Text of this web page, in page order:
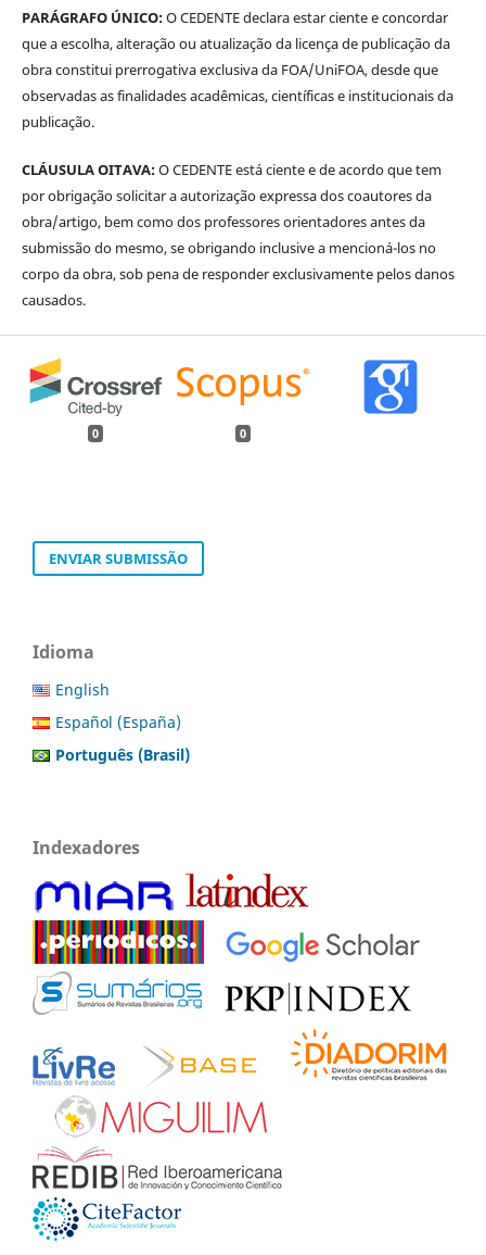
PARÁGRAFO ÚNICO:O CEDENTE declara estar ciente e concordar
que a escolha, alteração ou atualização da licença de publicação da
obra constitui prerrogativa exclusiva da FOA/UniFOA, desde que
observadas as finalidades acadêmicas, científicas e institucionais da
publicação.
CLÁUSULA OITAVA:O CEDENTE está ciente e de acordo que tem
por obrigação solicitar a autorização expressa dos coautores da
obra/artigo, bem como dos professores orientadores antes da
submissão do mesmo, se obrigando inclusive a mencioná-los no
corpo da obra, sob pena de responder exclusivamente pelos danos
causados.
0 0
ENVIAR SUBMISSÃO
Idioma
English
Español (España)
Português (Brasil)
Indexadores